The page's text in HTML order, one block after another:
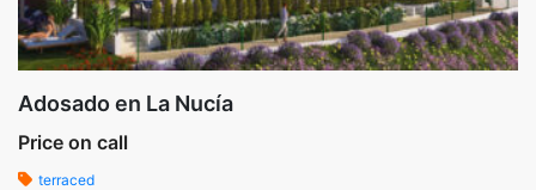
Adosado en La Nucía
Price on call
terraced